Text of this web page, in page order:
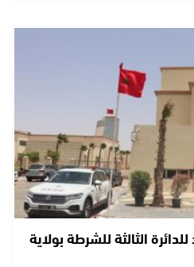
الثالثة للشرطة بولاية